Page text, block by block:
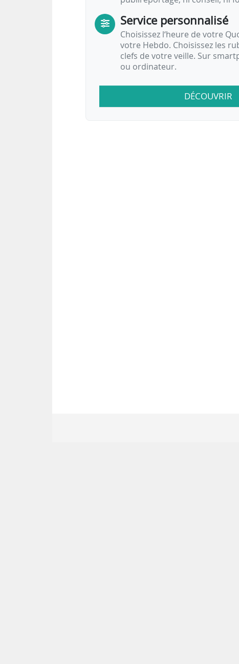
Service personnalisé
Choisissez l‘heure de votre
votre Hebdo. Choisissez les
clefs de votre veille. Sur
ou ordinateur.
DÉCOUVRIR